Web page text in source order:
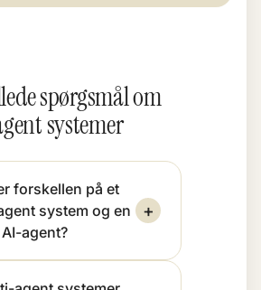
spørgsmål om
systemer
forskellen på et
system og en
agent?
+